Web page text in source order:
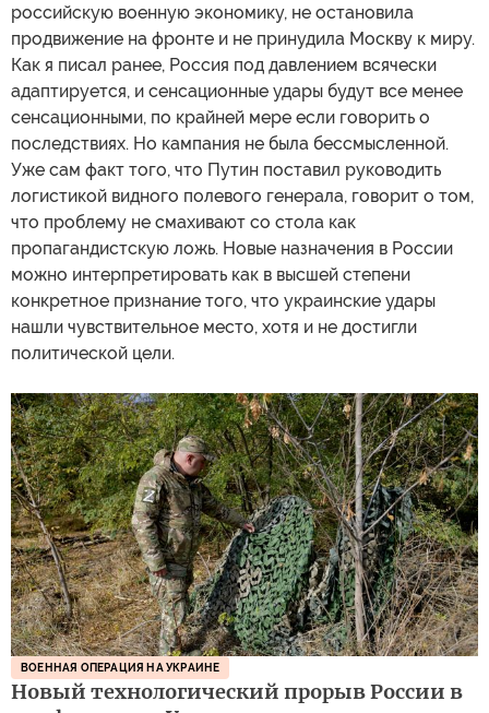
российскую военную экономику, не остановила
продвижение на фронте и не принудила Москву к миру.
Как я писал ранее, Россия под давлением всячески
адаптируется, и сенсационные удары будут все менее
сенсационными, по крайней мере если говорить о
последствиях. Но кампания не была бессмысленной.
Уже сам факт того, что Путин поставил руководить
логистикой видного полевого генерала, говорит о том,
что проблему не смахивают со стола как
пропагандистскую ложь. Новые назначения в России
можно интерпретировать как в высшей степени
конкретное признание того, что украинские удары
нашли чувствительное место, хотя и не достигли
политической цели.
ВОЕННАЯ ОПЕРАЦИЯ НА УКРАИНЕ
Новый технологический прорыв России в